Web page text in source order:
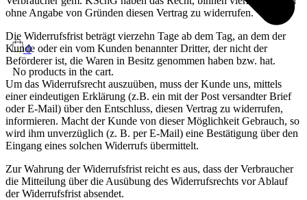
0
No products in the cart.
ohne Angabe von Gründen diesen Vertrag zu widerrufen.
Die Widerrufsfrist beträgt vierzehn Tage ab dem Tag, an dem der
Kunde oder ein vom Kunden benannter Dritter, der nicht der
Beförderer ist, die Waren in Besitz genommen haben bzw. hat.
Um das Widerrufsrecht auszuüben, muss der Kunde uns, mittels
einer eindeutigen Erklärung (z.B. ein mit der Post versandter Brief
oder E-Mail) über den Entschluss, diesen Vertrag zu widerrufen,
informieren. Macht der Kunde von dieser Möglichkeit Gebrauch, so
wird ihm unverzüglich (z. B. per E-Mail) eine Bestätigung über den
Eingang eines solchen Widerrufs übermittelt.
Zur Wahrung der Widerrufsfrist reicht es aus, dass der Verbraucher
die Mitteilung über die Ausübung des Widerrufsrechts vor Ablauf
der Widerrufsfrist absendet.